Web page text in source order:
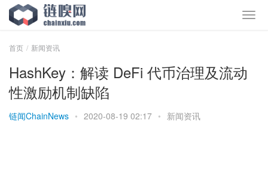
首页 新闻资讯
HashKey：解读 DeFi 代币治理及流动
性激励机制缺陷
链闻ChainNews • 2020-08-19 02:17 • 新闻资讯